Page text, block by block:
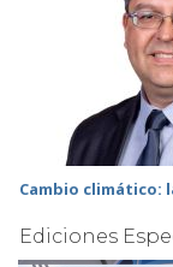
Cambio climático:
Ediciones